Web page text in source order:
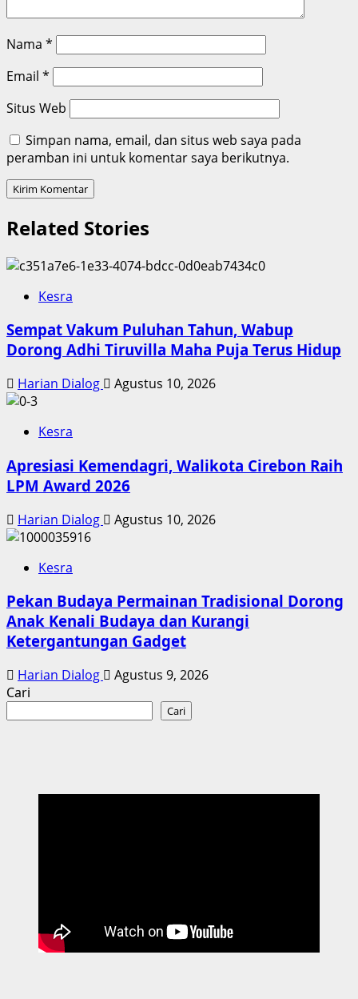
Nama *
Email *
Situs Web
Simpan nama, email, dan situs web saya pada
peramban ini untuk komentar saya berikutnya.
Related Stories
Kesra
Sempat Vakum Puluhan Tahun, Wabup
Dorong Adhi Tiruvilla Maha Puja Terus Hidup
Harian Dialog Agustus 10, 2026
Kesra
Apresiasi Kemendagri, Walikota Cirebon Raih
LPM Award 2026
Harian Dialog Agustus 10, 2026
Kesra
Pekan Budaya Permainan Tradisional Dorong
Anak Kenali Budaya dan Kurangi
Ketergantungan Gadget
Harian Dialog
Agustus 9, 2026
Cari
Cari